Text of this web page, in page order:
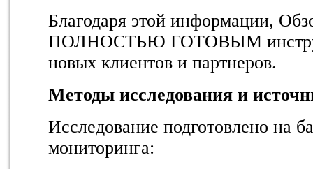
Благодаря этой информации,
ПОЛНОСТЬЮ ГОТОВЫМ
новых клиентов и партнеров.
Методы исследования и
Исследование подготовлено на
мониторинга: